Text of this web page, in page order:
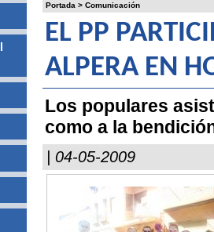
Portada > Comunicación
EL PP
ALPERA EN
Los populares
como a la
| 04-05-2009